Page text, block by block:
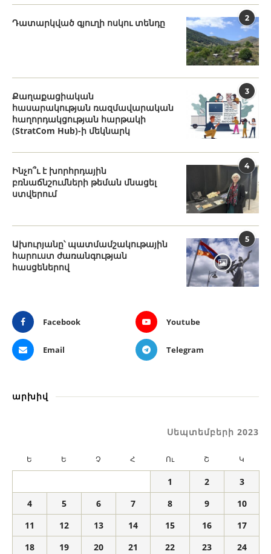
2
Դատարկված գյուղի ոսկու տենդը
3
Քաղաքացիական
հասարակության ռազմավարական
հաղորդակցության հարթակի
(StratCom Hub)-ի մեկնարկ
4
Ինչո՞ւ է խորհրդային
բռնաճնշումների թեման մնացել
ստվերում
5
Ախուրյանը՝ պատմամշակութային
հարուստ ժառանգության
հասցեներով
Facebook Youtube
Email Telegram
արխիվ
Սեպտեմբերի 2023
Ե Ե Չ Հ Ու Շ Կ
1 2
3
4
5 6 7 8 9
10
11
12 13 14 15 16
17
18
19 20 21 22 23 24